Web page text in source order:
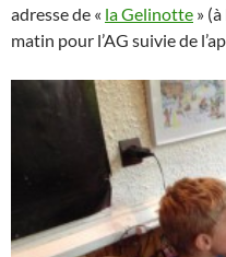
adresse de « la Gelinotte »
matin pour l’AG suivie de